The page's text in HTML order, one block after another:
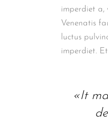
imperdiet a,
Venenatis
luctus
imperdiet.
«It